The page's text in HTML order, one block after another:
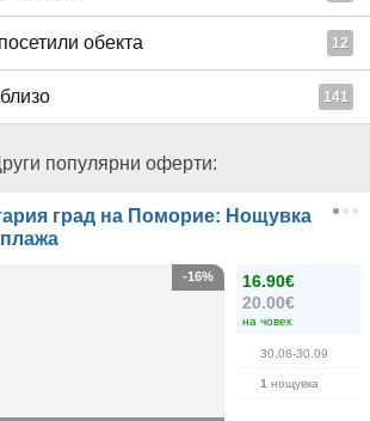
обекта 12
141
популярни оферти:
град на Поморие: Нощувка
16.90€
20.00€
на човек
30.08-30.09
1 нощувка
-16%